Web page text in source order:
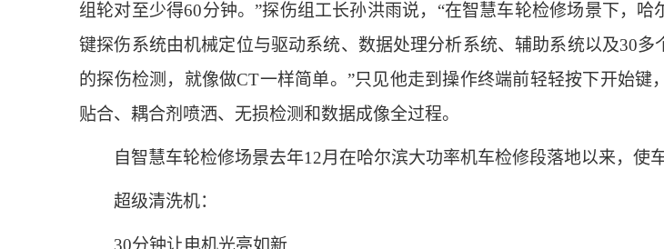
组轮对至少得60分钟。”探伤组工长孙洪雨说，“在智慧车轮检修场景下，
键探伤系统由机械定位与驱动系统、数据处理分析系统、辅助系统以及30
的探伤检测，就像做CT一样简单。”只见他走到操作终端前轻轻按下开始
贴合、耦合剂喷洒、无损检测和数据成像全过程。
自智慧车轮检修场景去年12月在哈尔滨大功率机车检修段落地以来，使车
超级清洗机：
30分钟让电机光亮如新